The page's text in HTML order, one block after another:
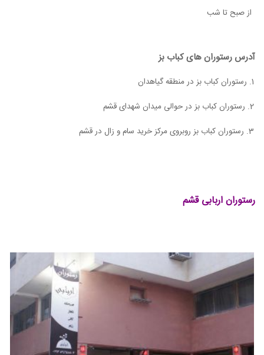
از صبح تا شب
آدرس رستوران های کباب بز
1. رستوران کباب بز در منطقه گیاهدان
2. رستوران کباب بز در حوالی میدان شهدای قشم
3. رستوران کباب بز روبروی مرکز خرید سام و زال در قشم
رستوران اربابی قشم